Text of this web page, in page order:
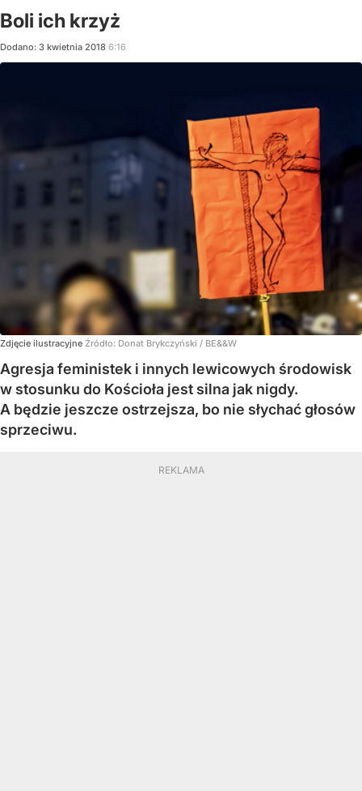
Boli ich krzyż
Dodano: 3 kwietnia 2018 6:16
Zdjęcie ilustracyjne Źródło: Donat Brykczyński / BE&&W
Agresja feministek i innych lewicowych środowisk
w stosunku do Kościoła jest silna jak nigdy.
A będzie jeszcze ostrzejsza, bo nie słychać głosów
sprzeciwu.